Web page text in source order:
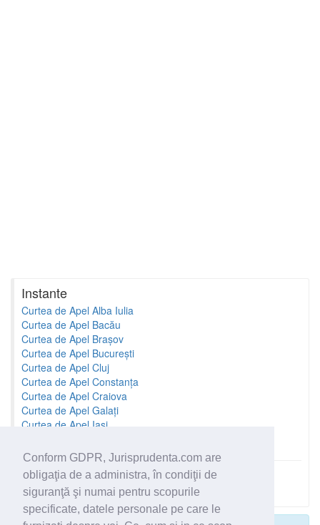
Conform GDPR, Jurisprudenta.com are
obligaţia de a administra, în condiţii de
siguranţă şi numai pentru scopurile
specificate, datele personale pe care le
Instante
Curtea de Apel Alba Iulia
Curtea de Apel Bacău
Curtea de Apel Brașov
Curtea de Apel București
Curtea de Apel Cluj
Curtea de Apel Constanța
Curtea de Apel Craiova
Curtea de Apel Galați
Curtea de Apel Iași
Toate instantele